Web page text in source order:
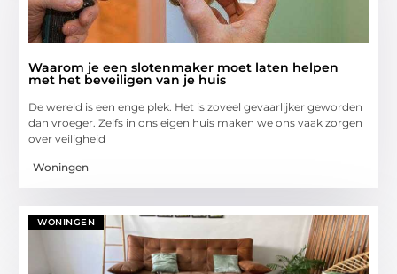
Waarom je een slotenmaker moet laten helpen
met het beveiligen van je huis
De wereld is een enge plek. Het is zoveel gevaarlijker geworden
dan vroeger. Zelfs in ons eigen huis maken we ons vaak zorgen
over veiligheid
Woningen
WONINGEN